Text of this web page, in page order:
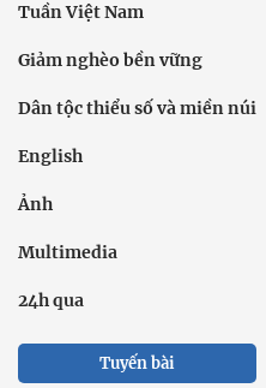
Tuần Việt Nam
Giảm nghèo bền vững
Dân tộc thiểu số và miền núi
English
Ảnh
Multimedia
24h qua
Tuyến bài